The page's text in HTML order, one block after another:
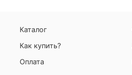
Каталог
Как купить?
Оплата